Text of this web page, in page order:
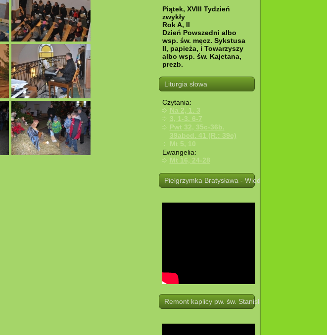
Piątek, XVIII Tydzień
zwykły
Rok A, II
Dzień Powszedni albo
wsp. św. męcz. Sykstusa
II, papieża, i Towarzyszy
albo wsp. św. Kajetana,
prezb.
Liturgia słowa
Czytania:
Na 2, 1. 3
3, 1-3. 6-7
Pwt 32, 35c-36b.
39abcd. 41 (R.: 39c)
Mt 5, 10
Ewangelia:
Mt 16, 24-28
Pielgrzymka Bratysława - Wiedeń. 19 -21.08.2025 r.
Remont kaplicy pw. św. Stanisława w Potoczku